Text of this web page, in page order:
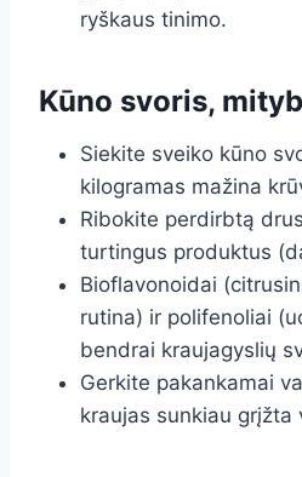
ryškaus tinimo.
Kūno svoris,
Siekite sveiko kūno
kilogramas mažina
Ribokite perdirbtą
turtingus produktus
Bioflavonoidai
rutina) ir polifenoliai
bendrai kraujagyslių
Gerkite pakankamai
kraujas sunkiau grįžta